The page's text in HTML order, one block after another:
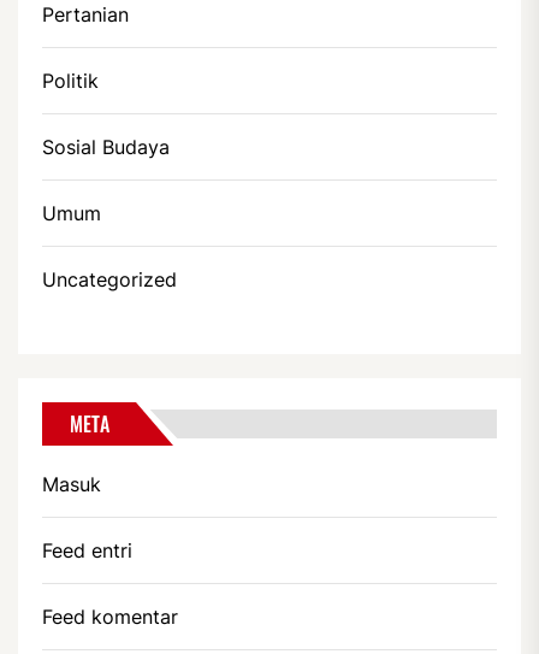
Pertanian
Politik
Sosial Budaya
Umum
Uncategorized
META
Masuk
Feed entri
Feed komentar